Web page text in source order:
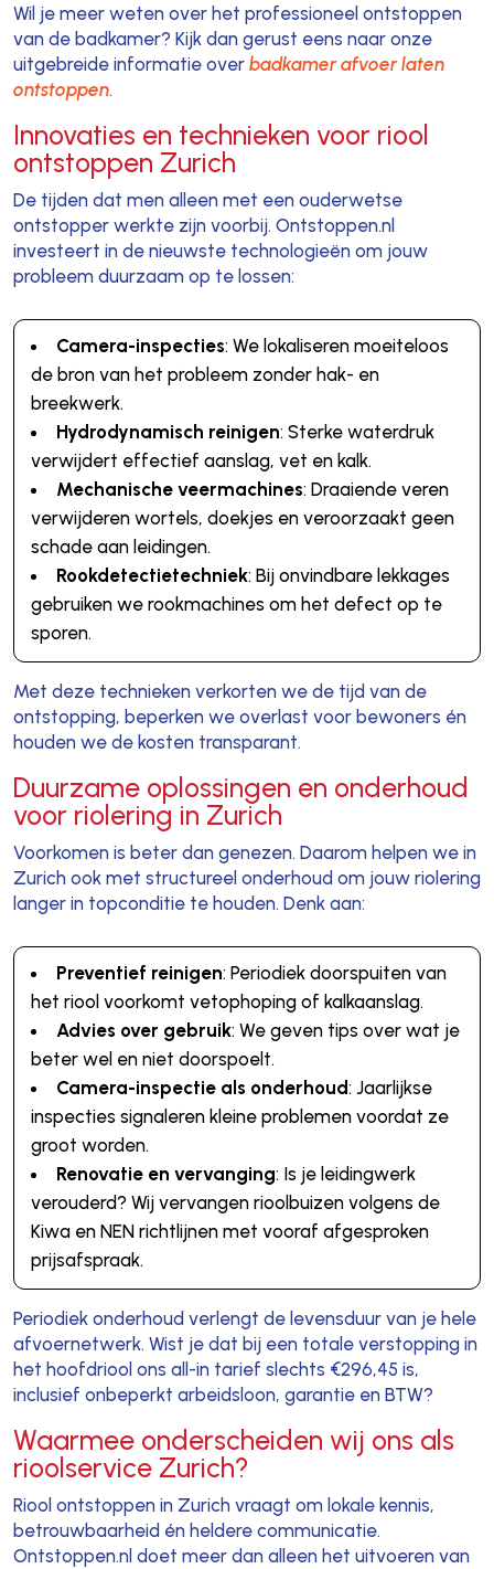
Wil je meer weten over het professioneel ontstoppen
van de badkamer? Kijk dan gerust eens naar onze
uitgebreide informatie over badkamer afvoer laten
ontstoppen.
Innovaties en technieken voor riool
ontstoppen Zurich
De tijden dat men alleen met een ouderwetse
ontstopper werkte zijn voorbij. Ontstoppen.nl
investeert in de nieuwste technologieën om jouw
probleem duurzaam op te lossen:
Camera-inspecties: We lokaliseren moeiteloos
de bron van het probleem zonder hak- en
breekwerk.
Hydrodynamisch reinigen: Sterke waterdruk
verwijdert effectief aanslag, vet en kalk.
Mechanische veermachines: Draaiende veren
verwijderen wortels, doekjes en veroorzaakt geen
schade aan leidingen.
Rookdetectietechniek: Bij onvindbare lekkages
gebruiken we rookmachines om het defect op te
sporen.
Met deze technieken verkorten we de tijd van de
ontstopping, beperken we overlast voor bewoners én
houden we de kosten transparant.
Duurzame oplossingen en onderhoud
voor riolering in Zurich
Voorkomen is beter dan genezen. Daarom helpen we in
Zurich ook met structureel onderhoud om jouw riolering
langer in topconditie te houden. Denk aan:
Preventief reinigen: Periodiek doorspuiten van
het riool voorkomt vetophoping of kalkaanslag.
Advies over gebruik: We geven tips over wat je
beter wel en niet doorspoelt.
Camera-inspectie als onderhoud: Jaarlijkse
inspecties signaleren kleine problemen voordat ze
groot worden.
Renovatie en vervanging: Is je leidingwerk
verouderd? Wij vervangen rioolbuizen volgens de
Kiwa en NEN richtlijnen met vooraf afgesproken
prijsafspraak.
Periodiek onderhoud verlengt de levensduur van je hele
afvoernetwerk. Wist je dat bij een totale verstopping in
het hoofdriool ons all-in tarief slechts €296,45 is,
inclusief onbeperkt arbeidsloon, garantie en BTW?
Waarmee onderscheiden wij ons als
rioolservice Zurich?
Riool ontstoppen in Zurich vraagt om lokale kennis,
betrouwbaarheid én heldere communicatie.
Ontstoppen.nl doet meer dan alleen het uitvoeren van